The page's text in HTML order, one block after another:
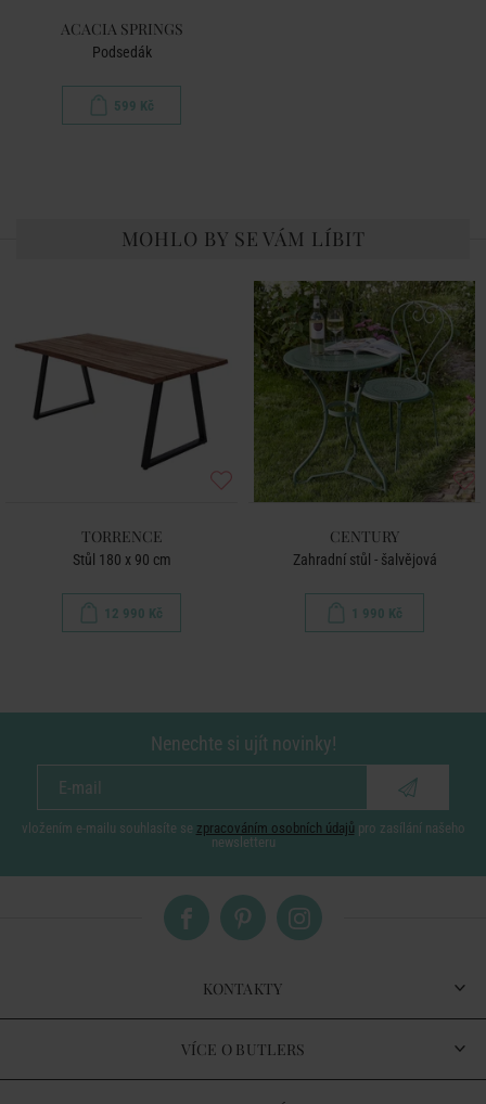
ACACIA SPRINGS
Podsedák
599 Kč
MOHLO BY SE VÁM LÍBIT
TORRENCE
Stůl 180 x 90 cm
12 990 Kč
CENTURY
Zahradní stůl - šalvějová
1 990 Kč
Nenechte si ujít novinky!
vložením e-mailu souhlasíte se zpracováním osobních údajů pro zasílání našeho
newsletteru
KONTAKTY
VÍCE O BUTLERS